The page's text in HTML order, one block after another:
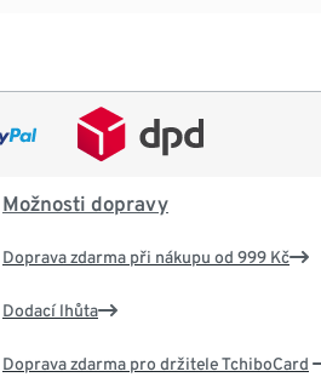
Možnosti dopravy
Doprava zdarma při nákupu od 999 Kč
Dodací lhůta
Doprava zdarma pro držitele TchiboCard